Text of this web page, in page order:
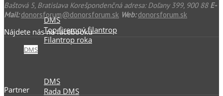
DMS
Top firemný filantrop
Filantrop roka
DMS
DMS
Rada DMS
Baštová 5, Bratislava Korešpondenčná adresa: Doľany 399, 900 88 E-
Mail: donorsforum@donorsforum.sk Web: donorsforum.sk
Nájdete nás na facebooku
Partner